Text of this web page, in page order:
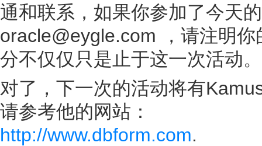
通和联系，如果你参加了今天
oracle@eygle.com ，请注明
分不仅仅只是止于这一次活动。
对了，下一次的活动将有
请参考他的网站：
http://www.dbform.com.